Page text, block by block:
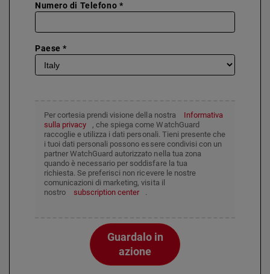
Numero di Telefono *
Paese *
Per cortesia prendi visione della nostra
Informativa
sulla privacy
, che spiega come WatchGuard
raccoglie e utilizza i dati personali. Tieni presente che
i tuoi dati personali possono essere condivisi con un
partner WatchGuard autorizzato nella tua zona
quando è necessario per soddisfare la tua
richiesta. Se preferisci non ricevere le nostre
comunicazioni di marketing, visita il
nostro
subscription center .
Guardalo in
azione